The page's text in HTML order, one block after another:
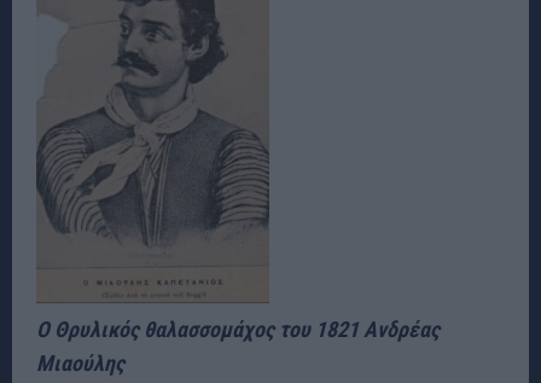
Ο Θρυλικός θαλασσομάχος του 1821 Ανδρέας
Μιαούλης